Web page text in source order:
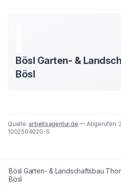
Bösl Garten- &
Bösl
Quelle:arbeitsagentur.de — Abgerufen:
1002504020-S
Bösl Garten- & Landschaftsbau
Bösl